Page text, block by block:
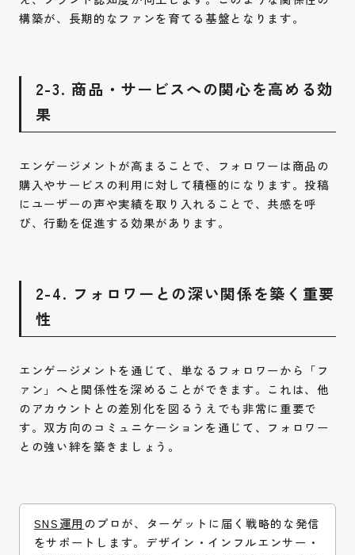
構築が、長期的なファンを育てる基盤となります。
2-3. 商品・サービスへの関心を高める効
果
エンゲージメントが高まることで、フォロワーは商品の
購入やサービスの利用に対して積極的になります。投稿
にユーザーの声や実績を取り入れることで、共感を呼
び、行動を促進する効果があります。
2-4. フォロワーとの深い関係を築く重要
性
エンゲージメントを通じて、単なるフォロワーから「フ
ァン」へと関係性を深めることができます。これは、他
のアカウントとの差別化を図るうえでも非常に重要で
す。双方向のコミュニケーションを通じて、フォロワー
との強い絆を築きましょう。
SNS運用のプロが、ターゲットに届く戦略的な発信
をサポートします。デザイン・インフルエンサー・